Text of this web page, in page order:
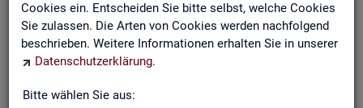
Cookies ein. Entscheiden Sie bitte selbst, welche Cookies
Sie zulassen. Die Arten von Cookies werden nachfolgend
beschrieben. Weitere Informationen erhalten Sie in unserer
Datenschutzerklärung.
Bitte wählen Sie aus:
Auf den fol­gen­den Sei­ten fin­den Sie Land­kar­ten und Ta­bel­len
mit den wich­tigs­ten ak­tu­el­len Eck­wer­ten zum Ar­beits- und
Aus­bil­dungs­markt. Über die Land­kar­ten ge­lan­gen Sie zu den
ent­spre­chen­den Zah­len für die von Ihnen ge­wünsch­te Re­gi­on.
grund-In­for­ma­tio­nen zu den re­gio­na­len Glie­de­run­gen zu­sam­